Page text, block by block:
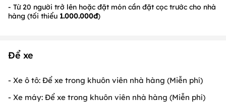
- Từ 20 người trở lên hoặc đặt món cần đặt cọc trước cho nhà
hàng (tối thiểu 1.000.000đ)
Để xe
- Xe ô tô: Để xe trong khuôn viên nhà hàng (Miễn phí)
- Xe máy: Để xe trong khuôn viên nhà hàng (Miễn phí)